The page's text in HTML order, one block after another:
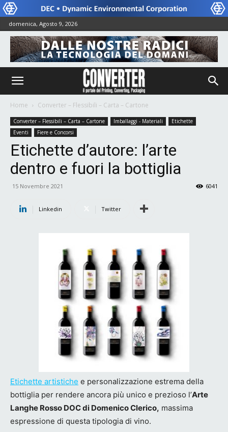
domenica, Agosto 9, 2026
Home Converter – Flessibili – Carta – Cartone
Converter – Flessibili – Carta – Cartone Imballaggi - Materiali
Etichette
Eventi
Fiere e Concorsi
Etichette d’autore: l’arte
dentro e fuori la bottiglia
15 Novembre 2021 6041
Linkedin Twitter
Etichette artistiche e personalizzazione estrema della
bottiglia per rendere ancora più unico e prezioso l’Arte
Langhe Rosso DOC di Domenico Clerico, massima
espressione di questa tipologia di vino.